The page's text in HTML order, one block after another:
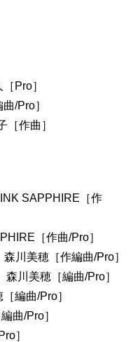
Pro］
/Pro］
［作曲］
SAPPHIRE［作
［作曲/Pro］
川美穂［作編曲/Pro］
森川美穂［編曲/Pro］
編曲/Pro］
曲/Pro］
］